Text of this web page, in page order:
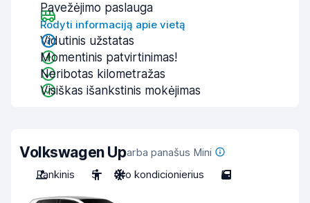
Pavežėjimo paslauga
Rodyti informaciją apie vietą
Vidutinis užstatas
Momentinis patvirtinimas!
Neribotas kilometražas
Visiškas išankstinis mokėjimas
Volkswagen Uparba panašus Mini
Rankinis
5 Oro kondicionierius 5